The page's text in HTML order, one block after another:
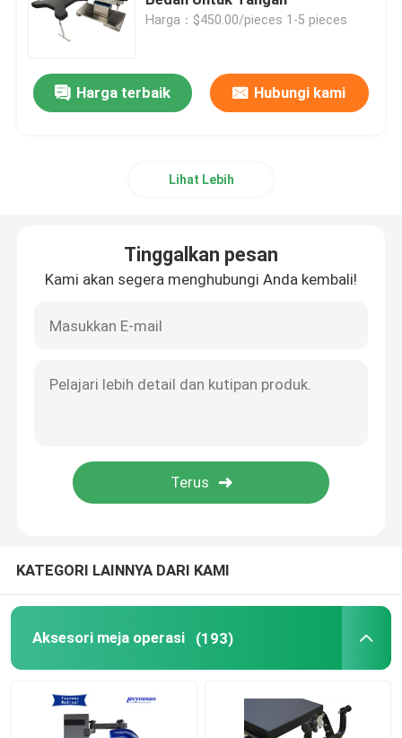
Aksesori Sistem Hidrolik Elektro
Positioner Pasien Gel
Harga：$450.00/pieces 1-5 pieces
Harga terbaik Hubungi kami
Lihat Lebih
Tinggalkan pesan
Kami akan segera menghubungi Anda kembali!
KATEGORI LAINNYA DARI KAMI
Aksesori meja operasi (193)